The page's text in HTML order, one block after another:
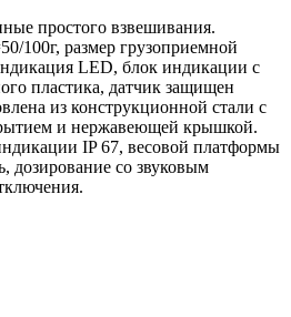
простого взвешивания.
100г, размер грузоприемной
LED, блок индикации с
пластика, датчик защищен
из конструкционной стали с
и нержавеющей крышкой.
IP 67, весовой платформы
дозирование со звуковым